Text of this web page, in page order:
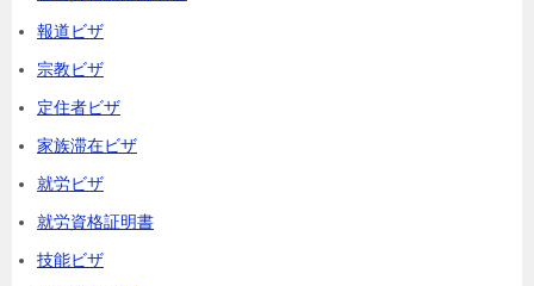
報道ビザ
宗教ビザ
定住者ビザ
家族滞在ビザ
就労ビザ
就労資格証明書
技能ビザ